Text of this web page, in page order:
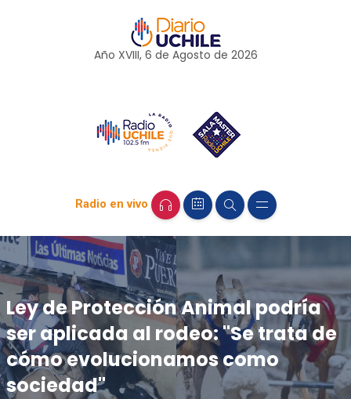
Año XVIII, 6 de Agosto de 2026
Radio en vivo
Ley de Protección Animal podría
ser aplicada al rodeo: "Se trata de
cómo evolucionamos como
sociedad"